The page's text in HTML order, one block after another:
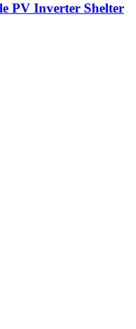
PV Inverter Shelter